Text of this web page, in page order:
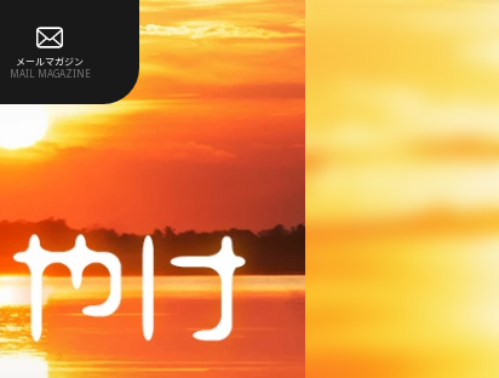
メールマガジン
MAIL MAGAZINE